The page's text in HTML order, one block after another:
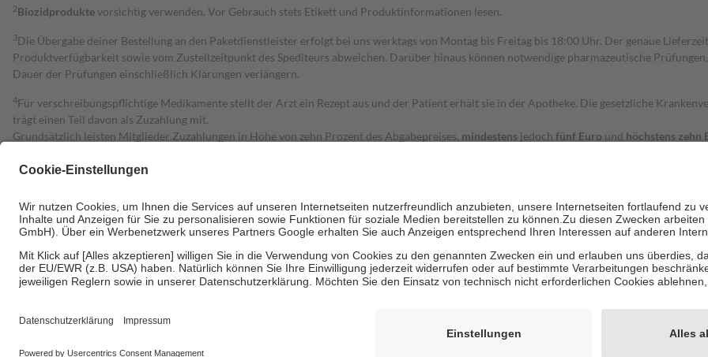
2Biozidproduktevorsichtig verwenden. Vor Gebrauch stets Etikett und Produktinformationen lesen.
3Die Übergabe deiner Bestellung an den Paketdienstleister erfolgt bei uns werktags von Montag bis Freitag bis 18:00 Uhr. Der genaue
Produktverfügbarkeit sowie vom Zustellzeitpunkt des Spediteurs abweichen. Darüber hinaus können notwendige pharmazeutische
Dauer der Prüfungen einschließlich Klärungen verlängern.
4Für verschreibungspflichtige Medikamente stellt der Arzt ein Rezept aus und der Patient erhält sie in der Apotheke. Die gesetzliche
trägt einen Teil davon als Zuzahlung mit.
Grundsätzlich leisten Mitglieder Zuzahlungen in Höhe von zehn Prozent des Abgabepreises, mindestens jedoch fünf Euro und höchstens zehn
Diese Regeln gelten grundsätzlich auch für Online-Apotheken.
Um das Engagement der Versicherten für ihre eigene Gesundheit zu stärken und die besondere Stellung der Familie zu unterstützen, fallen
• Kindern und Jugendlichen bis zum vollendeten 18. Lebensjahr mit Ausnahme der Fahrkosten
• Untersuchungen zur Vorsorge und Früherkennung, die von der GKV getragen werden
• empfohlenen Schutzimpfungen
• Harn- und Blutteststreifen
Informationen findest du hier: https://help.etrusted.com/hc/de/articles/4419944605341